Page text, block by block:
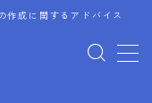
作成に関するアドバイス